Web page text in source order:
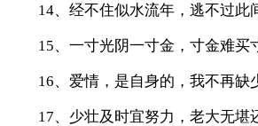
14、经不住似水流年，逃不过此
15、一寸光阴一寸金，寸金难买
16、爱情，是自身的，我不再缺
17、少壮及时宜努力，老大无堪